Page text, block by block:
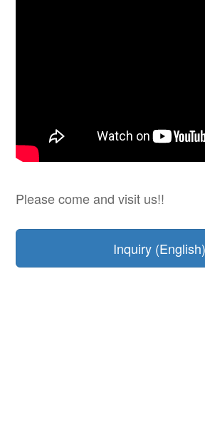
Please come and visit us!!
Inquiry (English)